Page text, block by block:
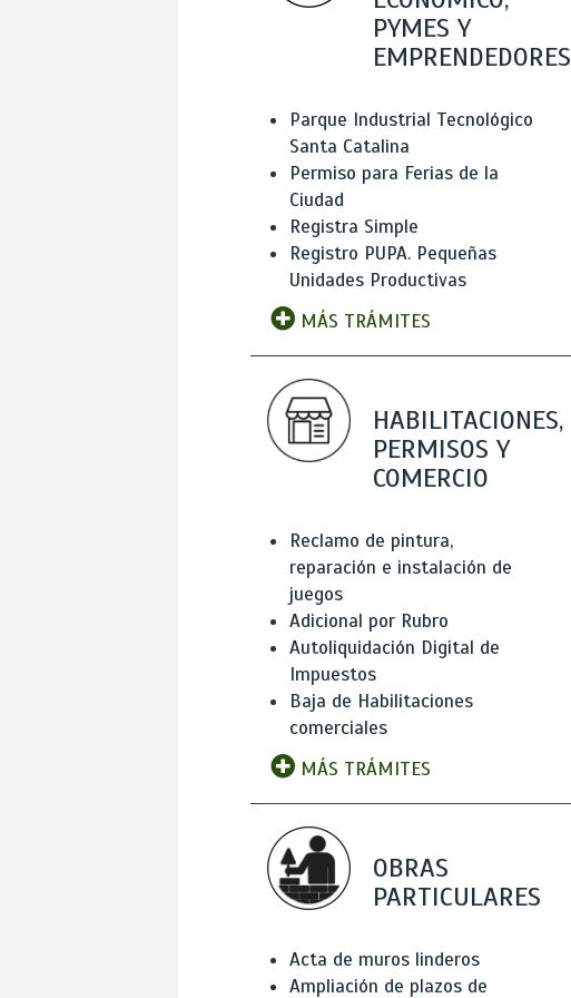
PYMES Y
EMPRENDEDORES
Parque Industrial Tecnológico
Santa Catalina
Permiso para Ferias de la
Ciudad
Registra Simple
Registro PUPA. Pequeñas
Unidades Productivas
MÁS TRÁMITES
HABILITACIONES,
PERMISOS Y
COMERCIO
Reclamo de pintura,
reparación e instalación de
juegos
Adicional por Rubro
Autoliquidación Digital de
Impuestos
Baja de Habilitaciones
comerciales
MÁS TRÁMITES
OBRAS
PARTICULARES
Acta de muros linderos
Ampliación de plazos de